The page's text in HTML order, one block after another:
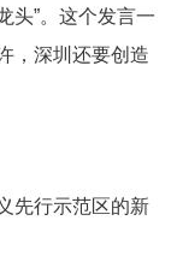
”。这个发言一
，深圳还要创造
先行示范区的新